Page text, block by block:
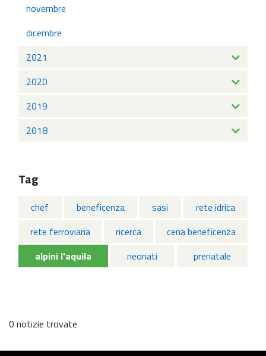
novembre
dicembre
2021
2020
2019
2018
Tag
chef beneficenza sasi
rete idrica
rete ferroviaria
ricerca
cena beneficenza
alpini l'aquila
neonati prenatale
0 notizie trovate